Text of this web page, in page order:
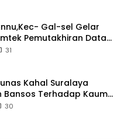
Gal-sel Gelar
Pemutakhiran Data
31
Kahal Suralaya
Terhadap Kaum
Piatu
30